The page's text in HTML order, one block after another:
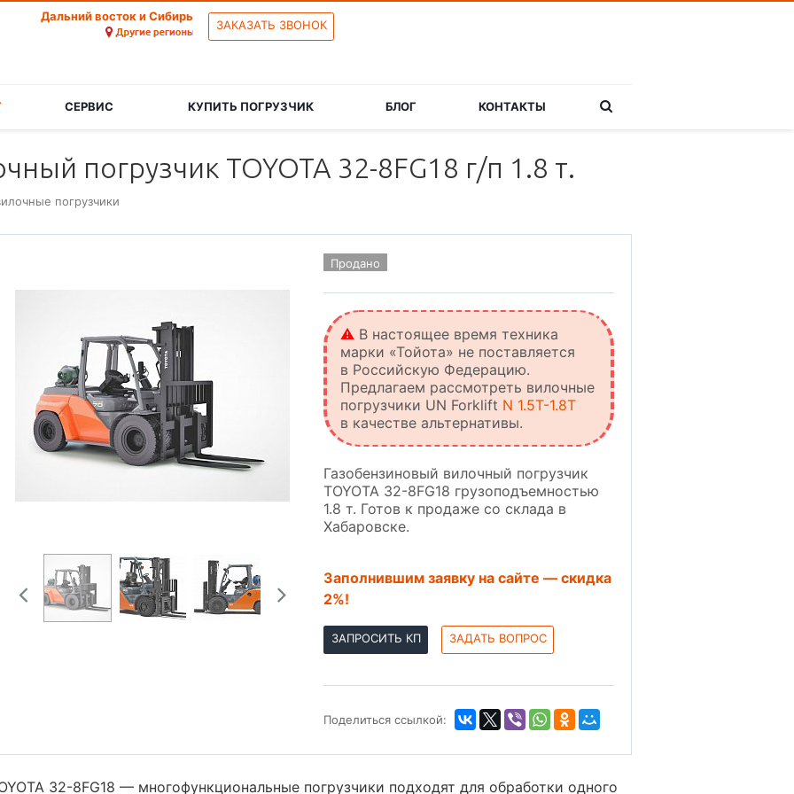
ЗАКАЗАТЬ ЗВОНОК
Дальний восток и Сибирь
СЕРВИС КУПИТЬ ПОГРУЗЧИК БЛОГ КОНТАКТЫ
погрузчик TOYOTA 32-8FG18 г/п 1.8 т.
погрузчики
Продано
⚠️ В настоящее время техника
марки «Тойота» не поставляется
в Российскую Федерацию.
Предлагаем рассмотреть вилочные
погрузчики UN Forklift N 1.5T-1.8T
в качестве альтернативы.
Газобензиновый вилочный погрузчик
TOYOTA 32-8FG18 грузоподъемностью
1.8 т. Готов к продаже со склада в
Хабаровске.
Заполнившим заявку на сайте — скидка
2%!
ЗАПРОСИТЬ КП ЗАДАТЬ ВОПРОС
Поделиться ссылкой:
32-8FG18 — многофункциональные погрузчики подходят для обработки одного